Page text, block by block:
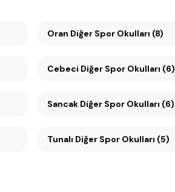
Oran Diğer Spor Okulları (8)
Cebeci Diğer Spor Okulları (6)
Sancak Diğer Spor Okulları (6)
Tunalı Diğer Spor Okulları (5)